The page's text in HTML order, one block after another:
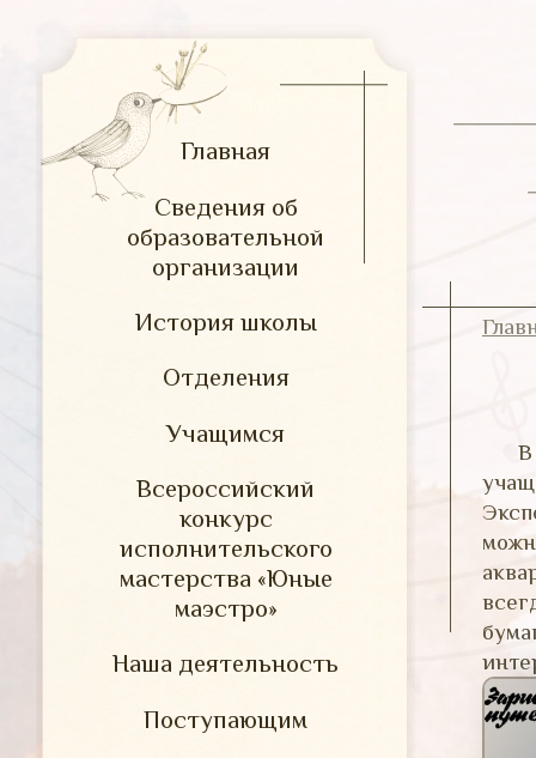
Главная
Сведения об
образовательной
организации
История школы
Отделения
Учащимся
Всероссийский
конкурс
исполнительского
мастерства «Юные
маэстро»
Наша деятельность
Поступающим
В